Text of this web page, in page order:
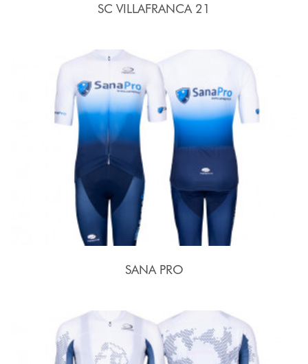
SC VILLAFRANCA 21
SANA PRO